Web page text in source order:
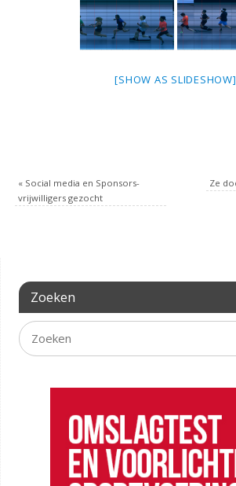
[SHOW AS SLIDESHOW]
«Social media en Sponsors-
vrijwilligers gezocht
Ze
Zoeken